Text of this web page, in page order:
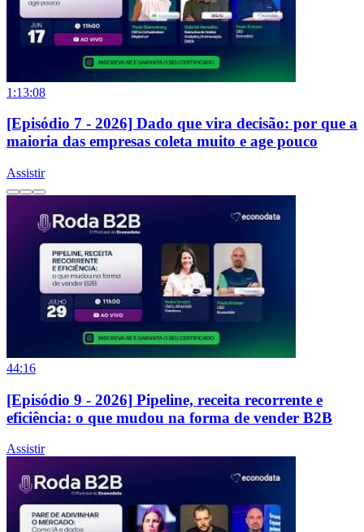
1:13:08
[Episódio 7 - 2026] Dado que vira decisão: por que a
maioria das empresas coleta muito e age pouco
Assistir
44:16
[Episódio 9 - 2026] Pipeline, receita recorrente e
eficiência: o que mudou na forma de vender B2B
Assistir